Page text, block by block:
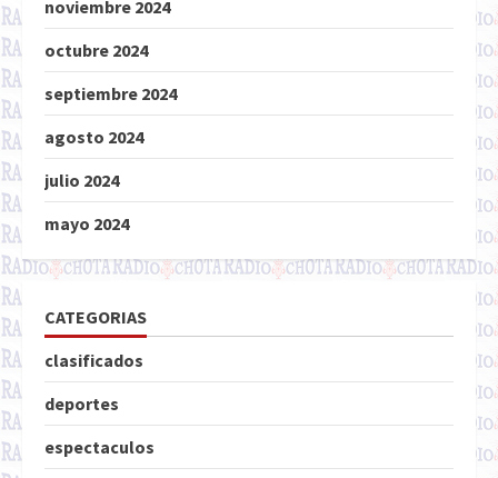
noviembre 2024
octubre 2024
septiembre 2024
agosto 2024
julio 2024
mayo 2024
CATEGORIAS
clasificados
deportes
espectaculos